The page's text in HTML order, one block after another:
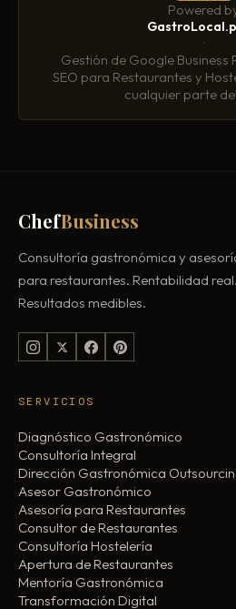
Powered
·
Gestión de Google Business
SEO para Restaurantes y
cualquier parte
ChefBusiness
Consultoría gastronómica y
para restaurantes. Rentabilidad real.
Resultados medibles.
SERVICIOS
Diagnóstico Gastronómico
Consultoría Integral
Dirección Gastronómica
Asesor Gastronómico
Asesoría para Restaurantes
Consultor de Restaurantes
Consultoría Hostelería
Apertura de Restaurantes
Mentoría Gastronómica
Transformación Digital